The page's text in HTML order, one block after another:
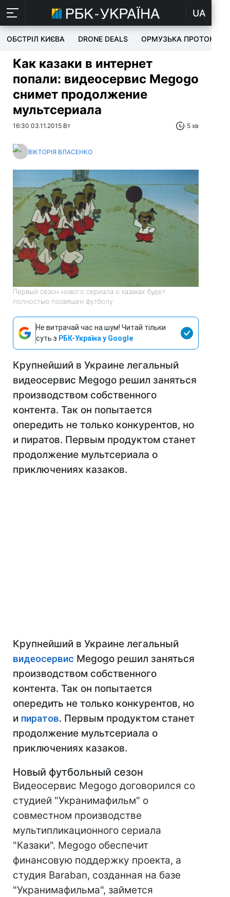
UA
ОБСТРІЛ КИЄВА DRONE DEALS ОРМУЗЬКА ПРОТОКА
Как казаки в интернет
попали: видеосервис Megogo
снимет продолжение
мультсериала
16:30 03.11.2015 Вт 5 хв
ВІКТОРІЯ ВЛАСЕНКО
Первый сезон нового сериала о казаках будет
полностью посвящен футболу
Не витрачай час на шум! Читай тільки
суть з РБК-Україна у Google
Крупнейший в Украине легальный
видеосервис Megogo решил заняться
производством собственного
контента. Так он попытается
опередить не только конкурентов, но
и пиратов. Первым продуктом станет
продолжение мультсериала о
приключениях казаков.
Крупнейший в Украине легальный
видеосервис Megogo решил заняться
производством собственного
контента. Так он попытается
опередить не только конкурентов, но
и пиратов. Первым продуктом станет
продолжение мультсериала о
приключениях казаков.
Новый футбольный сезон
Видеосервис Megogo договорился со
студией "Укранимафильм" о
совместном производстве
мультипликационного сериала
"Казаки". Megogo обеспечит
финансовую поддержку проекта, а
студия Baraban, созданная на базе
"Укранимафильма", займется